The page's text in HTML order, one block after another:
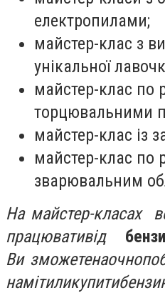
електропилами;
майстер-клас з
унікальної
майстер-клас по
торцювальними
майстер-клас із
майстер-клас по
зварювальним
На майстер-класах
працювативід
Ви зможетенаочно
намітиликупити